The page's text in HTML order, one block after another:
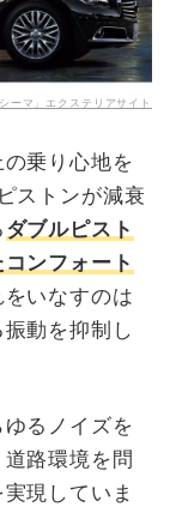
ーマ」エクステリアサイト
乗り心地を
ストンが減衰
ダブルピスト
ンフォート
いなすのは
動を抑制し
るノイズを
路環境を問
現していま